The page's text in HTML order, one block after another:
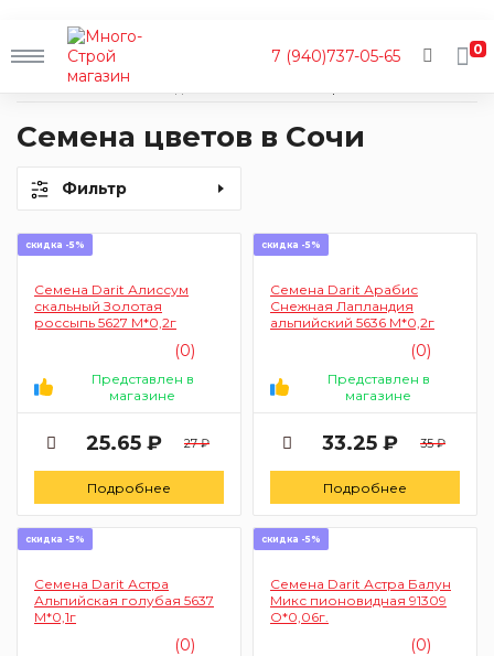
7 (940)737-05-65 0
Семена цветов в Сочи
Фильтр
скидка -5%
Семена Darit Алиссум
скальный Золотая
россыпь 5627 М*0,2г
(0)
Представлен в
магазине
25.65 ₽ 27 ₽
Подробнее
скидка -5%
Семена Darit Арабис
Снежная Лапландия
альпийский 5636 М*0,2г
(0)
Представлен в
магазине
33.25 ₽ 35 ₽
Подробнее
скидка -5%
Семена Darit Астра
Альпийская голубая 5637
М*0,1г
(0)
скидка -5%
Семена Darit Астра Балун
Микс пионовидная 91309
О*0,06г.
(0)